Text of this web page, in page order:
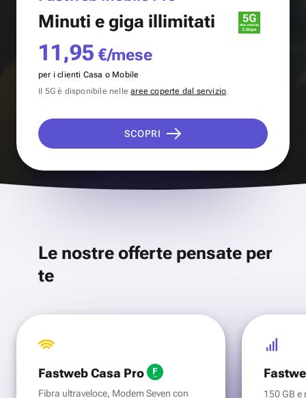
Minuti e giga illimitati
11,95 €/mese
per i clienti Casa o Mobile
Il 5G è disponibile nellearee coperte dal servizio.
SCOPRI
Le nostre offerte pensate per
te
Fastweb Casa Pro
Fibra ultraveloce, Modem Seven con
150 GB e